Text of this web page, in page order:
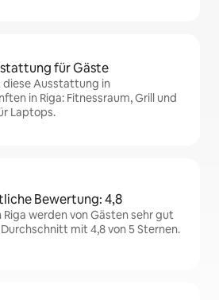
für Gäste
Ausstattung in
in Riga: Fitnessraum, Grill und
Laptops.
Bewertung: 4,8
werden von Gästen sehr gut
mit 4,8 von 5 Sternen.